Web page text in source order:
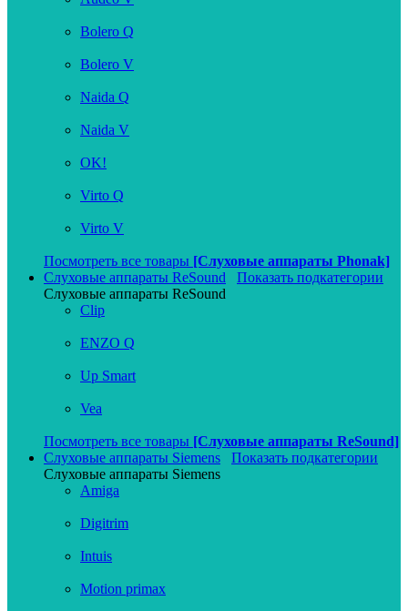
Bolero Q
Bolero V
Naida Q
Naida V
OK!
Virto Q
Virto V
Посмотреть все товары [Слуховые аппараты Phonak]
Слуховые аппараты ReSound
Показать подкатегории
Слуховые аппараты ReSound
Clip
ENZO Q
Up Smart
Vea
Посмотреть все товары [Слуховые аппараты ReSound]
Слуховые аппараты Siemens
Показать подкатегории
Слуховые аппараты Siemens
Amiga
Digitrim
Intuis
Motion primax